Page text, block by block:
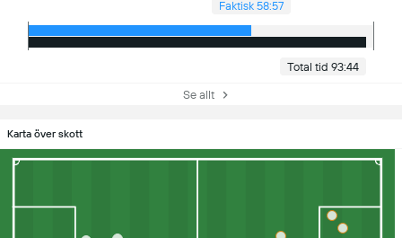
Faktisk 58:57
Total tid 93:44
Se allt
Karta över skott